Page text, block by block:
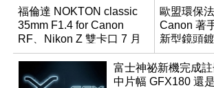
福倫達 NOKTON classic
35mm F1.4 for Canon
RF、Nikon Z 雙卡口 7 月
同步登台
歐盟環保
Canon 著
新型鏡頭
富士神祕新機完成
中片幅 GFX180 還